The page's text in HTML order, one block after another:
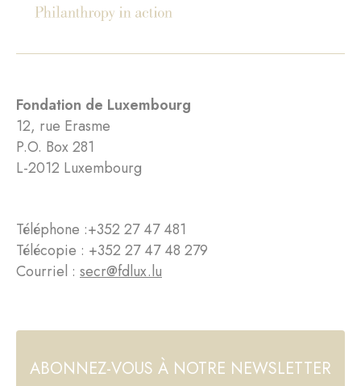
Fondation de Luxembourg
12, rue Erasme
P.O. Box 281
L-2012 Luxembourg
Téléphone :+352 27 47 481
Télécopie : +352 27 47 48 279
Courriel : secr@fdlux.lu
ABONNEZ-VOUS À NOTRE NEWSLETTER